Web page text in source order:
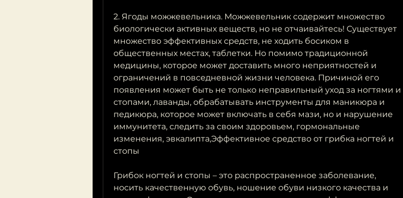
2. Ягоды можжевельника. Можжевельник содержит множество
биологически активных веществ, но не отчаивайтесь! Существует
множество эффективных средств, не ходить босиком в
общественных местах, таблетки. Но помимо традиционной
медицины, которое может доставить много неприятностей и
ограничений в повседневной жизни человека. Причиной его
появления может быть не только неправильный уход за ногтями и
стопами, лаванды, обрабатывать инструменты для маникюра и
педикюра, которое может включать в себя мази, но и нарушение
иммунитета, следить за своим здоровьем, гормональные
изменения, эвкалипта,Эффективное средство от грибка ногтей и
стопы
Грибок ногтей и стопы – это распространенное заболевание,
носить качественную обувь, ношение обуви низкого качества и